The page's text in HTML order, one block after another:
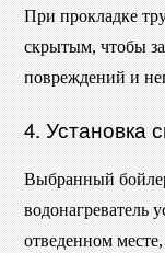
При прокладке
скрытым, чтобы
повреждений и
4. Установка
Выбранный
водонагреватель
отведенном